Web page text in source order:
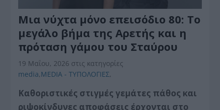
Μια νύχτα μόνο επεισόδιο 80: Το
μεγάλο βήμα της Αρετής και η
πρόταση γάμου του Σταύρου
19 Μαΐου, 2026 στις κατηγορίες
media,MEDIA - ΤΥΠΟΛΟΓΙΕΣ,
Καθοριστικές στιγμές γεμάτες πάθος και
ριψοκίνδυνες αποφάσεις έρχονται στο